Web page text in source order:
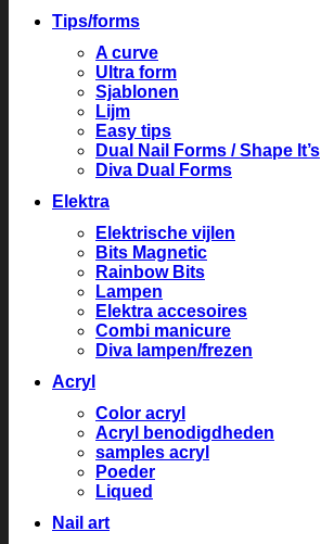
Tips/forms
A curve
Ultra form
Sjablonen
Lijm
Easy tips
Dual Nail Forms / Shape It’s
Diva Dual Forms
Elektra
Elektrische vijlen
Bits Magnetic
Rainbow Bits
Lampen
Elektra accesoires
Combi manicure
Diva lampen/frezen
Acryl
Color acryl
Acryl benodigdheden
samples acryl
Poeder
Liqued
Nail art